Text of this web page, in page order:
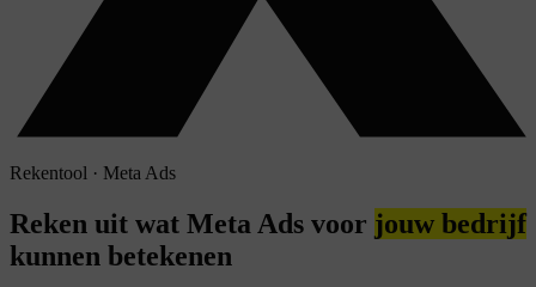
Rekentool · Meta Ads
Reken uit wat Meta Ads voor jouw bedrijf
kunnen betekenen